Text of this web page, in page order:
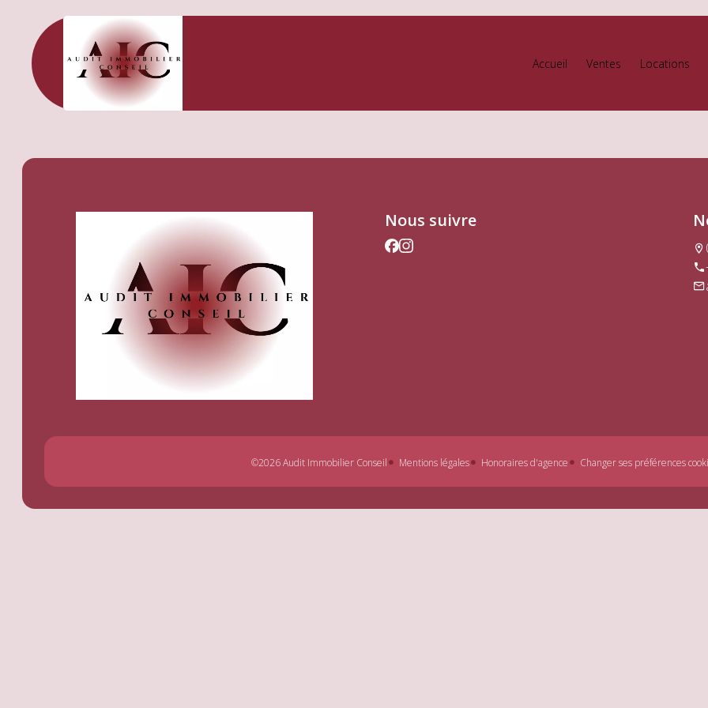
Accueil Ventes Locations
Nous suivre
©2026 Audit Immobilier Conseil Mentions légales Honoraires d'agence Changer ses préférences